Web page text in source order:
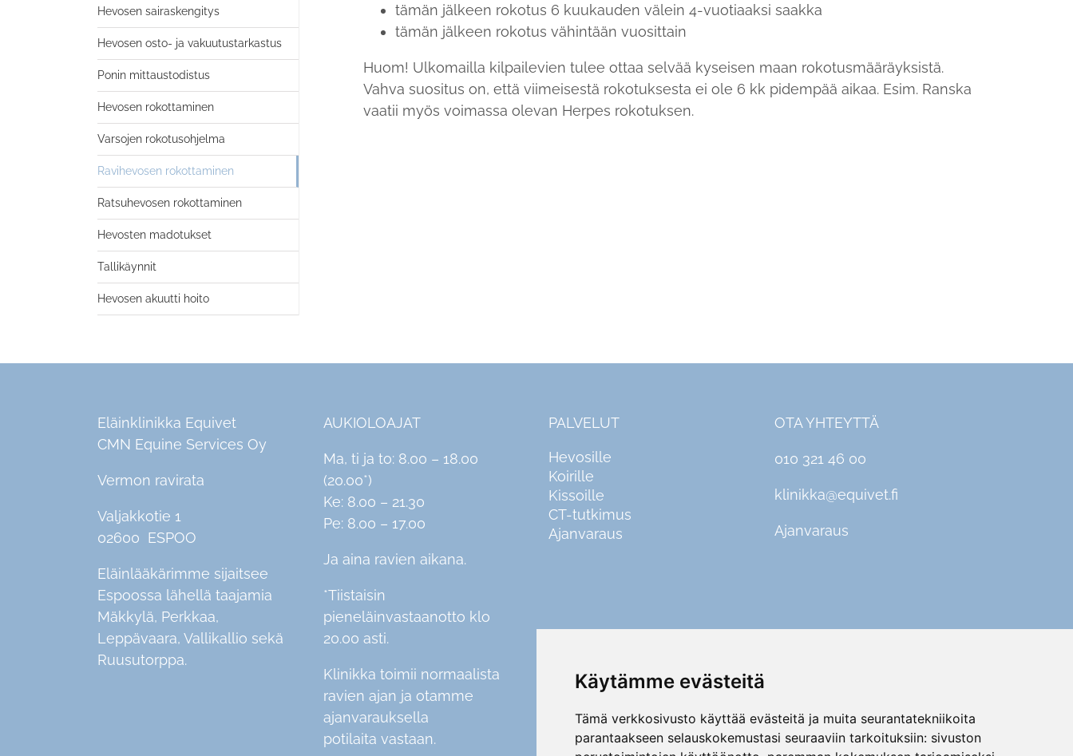
Käytämme evästeitä
Tämä verkkosivusto käyttää evästeitä ja muita seurantatekniikoita
parantaakseen selauskokemustasi seuraaviin tarkoituksiin: sivuston
tämän jälkeen rokotus 6 kuukauden välein 4-vuotiaaksi saakka
tämän jälkeen rokotus vähintään vuosittain
Huom! Ulkomailla kilpailevien tulee ottaa selvää kyseisen maan rokotusmääräyksistä.
Vahva suositus on, että viimeisestä rokotuksesta ei ole 6 kk pidempää aikaa. Esim. Ranska
vaatii myös voimassa olevan Herpes rokotuksen.
Hevosen sairaskengitys
Hevosen osto- ja vakuutustarkastus
Ponin mittaustodistus
Hevosen rokottaminen
Varsojen rokotusohjelma
Ravihevosen rokottaminen
Ratsuhevosen rokottaminen
Hevosten madotukset
Tallikäynnit
Hevosen akuutti hoito
Eläinklinikka Equivet
CMN Equine Services Oy
Vermon ravirata
Valjakkotie 1
02600 ESPOO
Eläinlääkärimme sijaitsee
Espoossa lähellä taajamia
Mäkkylä, Perkkaa,
Leppävaara, Vallikallio sekä
Ruusutorppa.
AUKIOLOAJAT
Ma, ti ja to: 8.00 – 18.00
(20.00*)
Ke: 8.00 – 21.30
Pe: 8.00 – 17.00
Ja aina ravien aikana.
*Tiistaisin
pieneläinvastaanotto klo
20.00 asti.
Klinikka toimii normaalista
ravien ajan ja otamme
ajanvarauksella
potilaita vastaan.
PALVELUT
Hevosille
Koirille
Kissoille
CT-tutkimus
Ajanvaraus
OTA YHTEYTTÄ
010 321 46 00
klinikka@equivet.fi
Ajanvaraus